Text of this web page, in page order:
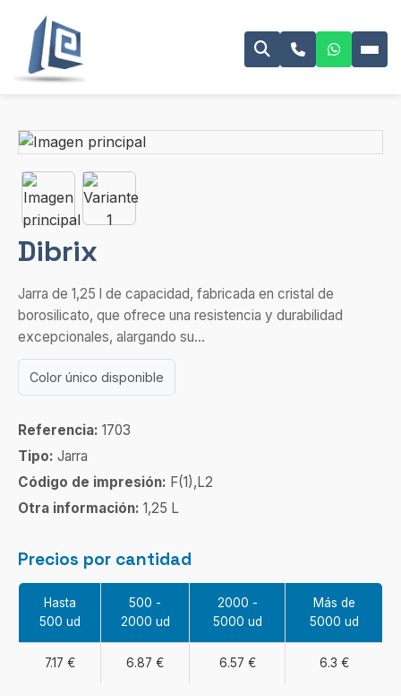
Dibrix
Jarra de 1,25 l de capacidad, fabricada en cristal de
borosilicato, que ofrece una resistencia y durabilidad
excepcionales, alargando su...
Color único disponible
Referencia: 1703
Tipo: Jarra
Código de impresión: F(1),L2
Otra información: 1,25 L
Precios por cantidad
Hasta
500 ud
500 -
2000 ud
2000 -
5000 ud
Más de
5000 ud
7.17 € 6.87 € 6.57 € 6.3 €